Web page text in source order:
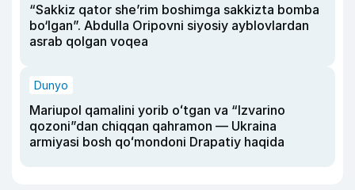
“Sakkiz qator she’rim boshimga sakkizta bomba
bo‘lgan”. Abdulla Oripovni siyosiy ayblovlardan
asrab qolgan voqea
Dunyo
Mariupol qamalini yorib oʻtgan va “Izvarino
qozoni”dan chiqqan qahramon — Ukraina
armiyasi bosh qoʻmondoni Drapatiy haqida